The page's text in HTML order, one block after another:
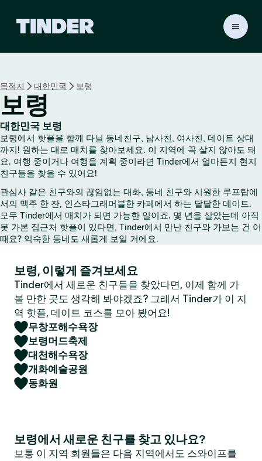
목적지 대한민국 보령
보령
대한민국 보령
보령에서 핫플을 함께 다닐 동네친구, 남사친, 여사친, 데이트 상대
까지! 원하는 대로 매치를 찾아보세요. 이 지역에 꼭 살지 않아도 돼
요. 여행 중이거나 여행을 계획 중이라면 Tinder에서 얼마든지 현지
친구들을 찾을 수 있어요!
관심사 같은 친구와의 끊임없는 대화, 동네 친구와 시원한 루프탑에
서의 맥주 한 잔, 인스타그래머블한 카페에서 하는 달달한 데이트.
모두 Tinder에서 매치가 되면 가능한 일이죠. 몇 년을 살았는데 아직
못 가본 집근처 핫플이 있다면, Tinder에서 만난 친구와 가보는 건 어
때요? 익숙한 동네도 새롭게 보일 거에요.
보령, 이렇게 즐겨보세요
Tinder에서 새로운 친구들을 찾았다면, 이제 함께 가
볼 만한 곳도 생각해 봐야겠죠? 그래서 Tinder가 이 지
역 핫플, 데이트 코스를 모아 봤어요!
무창포해수욕장
보령머드축제
대천해수욕장
개화예술공원
동화원
보령에서 새로운 친구를 찾고 있나요?
보통 이 지역 회원들은 다음 지역에서도 스와이프를